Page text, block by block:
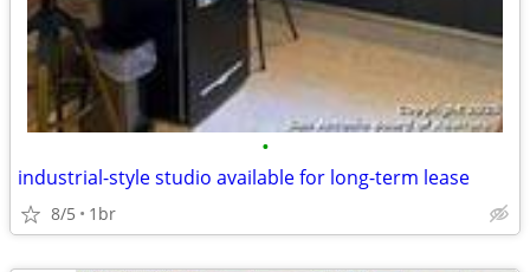
•
industrial-style studio available for long-term lease
8/5 1br